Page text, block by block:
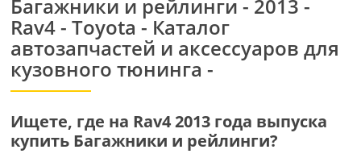
Багажники и рейлинги - 2013 -
Rav4 - Toyota - Каталог
автозапчастей и аксессуаров для
кузовного тюнинга -
Ищете, где на Rav4 2013 года выпуска
купить Багажники и рейлинги?